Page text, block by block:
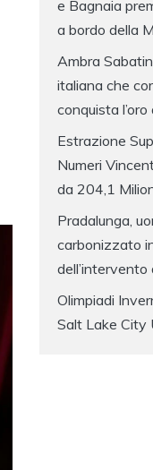
e Bagnaia
a bordo della
Ambra
italiana che
conquista l’oro
Estrazione
Numeri
da 204,1
Pradalunga,
carbonizzato
dell’intervento
Olimpiadi
Salt Lake City